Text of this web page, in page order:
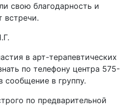
свою благодарность и
встречи.
в арт-терапевтических
по телефону центра 575-
сообщение в группу.
по предварительной